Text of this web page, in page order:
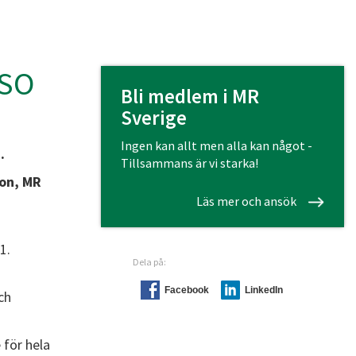
MR
för hela
Bli medlem i MR
Sverige
Ingen kan allt men alla kan något -
Tillsammans är vi starka!
Läs mer och ansök
Dela på:
Facebook LinkedIn